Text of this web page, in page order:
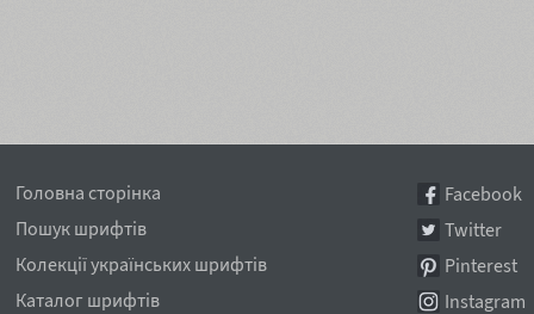
Головна сторінка
Пошук шрифтів
Колекції українських шрифтів
Каталог шрифтів
Facebook
Twitter
Pinterest
Instagram